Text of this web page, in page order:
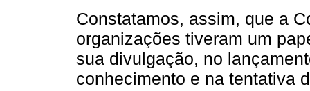
Constatamos, assim, que a
organizações tiveram um
sua divulgação, no
conhecimento e na tentativa